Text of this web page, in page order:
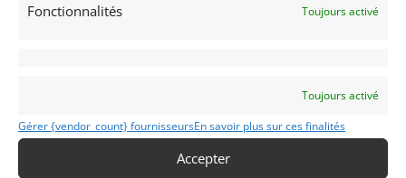
Fonctionnalités Toujours activé
Toujours activé
Gérer {vendor_count} fournisseursEn savoir plus sur ces finalités
Accepter
bête » accident de transport, celle-ci sera
Elle change ensuite plusieurs fois de propriétaire.
En 2011/2012 elle est restaurée intégralement dans
par un atelier réputé du Sud Est de la France, pour